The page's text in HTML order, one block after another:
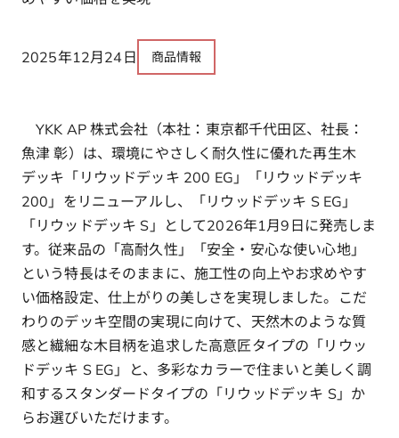
2025年12月24日 商品情報
YKK AP 株式会社（本社：東京都千代田区、社長：
魚津 彰）は、環境にやさしく耐久性に優れた再生木
デッキ「リウッドデッキ 200 EG」「リウッドデッキ
200」をリニューアルし、「リウッドデッキ S EG」
「リウッドデッキ S」として2026年1月9日に発売しま
す。従来品の「高耐久性」「安全・安心な使い心地」
という特長はそのままに、施工性の向上やお求めやす
い価格設定、仕上がりの美しさを実現しました。こだ
わりのデッキ空間の実現に向けて、天然木のような質
感と繊細な木目柄を追求した高意匠タイプの「リウッ
ドデッキ S EG」と、多彩なカラーで住まいと美しく調
和するスタンダードタイプの「リウッドデッキ S」か
らお選びいただけます。